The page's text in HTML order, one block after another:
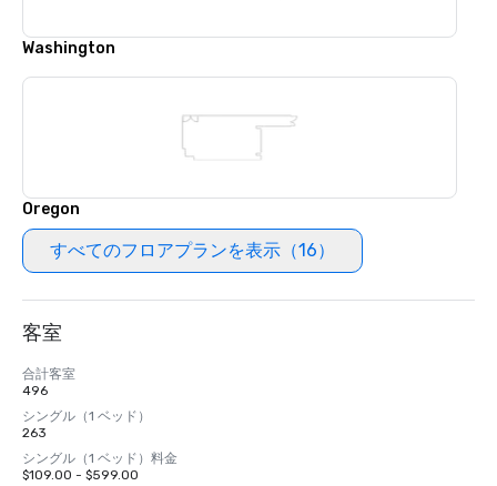
Washington
Oregon
すべてのフロアプランを表示（16）
客室
合計客室
496
シングル（1 ベッド）
263
シングル（1 ベッド）料金
$109.00 - $599.00